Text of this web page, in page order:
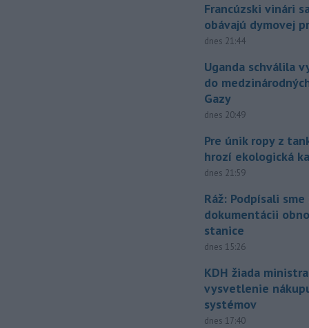
Francúzski vinári
obávajú dymovej
dnes 21:44
Uganda schválila
do
Gazy
dnes 20:49
Pre únik ropy z
hrozí ekologická
dnes 21:59
Ráž: Podpísali
dokumentácii
stanice
dnes 15:26
KDH žiada
vysvetlenie
systémov
dnes 17:40